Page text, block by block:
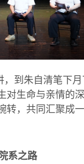
到朱自清笔下
对生命与亲情
，共同汇聚成
系之路